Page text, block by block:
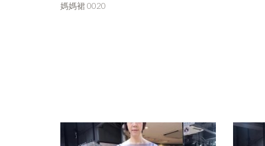
媽媽裙 0020